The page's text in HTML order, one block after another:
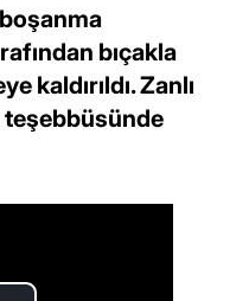
bıçakla
kaldırıldı. Zanlı
teşebbüsünde